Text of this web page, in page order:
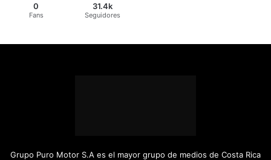
0
Fans
31.4k
Seguidores
Grupo Puro Motor S.A es el mayor grupo de medios de Costa Rica